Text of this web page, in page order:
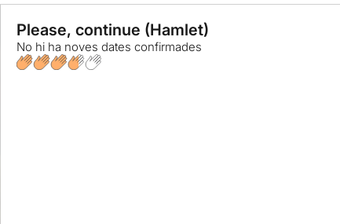
Please, continue (Hamlet)
No hi ha noves dates confirmades